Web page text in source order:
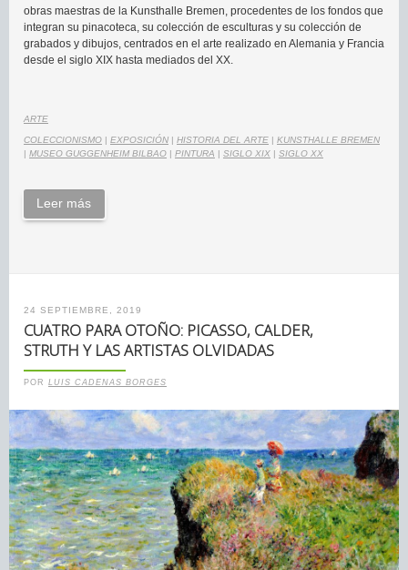
obras maestras de la Kunsthalle Bremen, procedentes de los fondos que
integran su pinacoteca, su colección de esculturas y su colección de
grabados y dibujos, centrados en el arte realizado en Alemania y Francia
desde el siglo XIX hasta mediados del XX.
ARTE
COLECCIONISMO | EXPOSICIÓN | HISTORIA DEL ARTE | KUNSTHALLE BREMEN
| MUSEO GUGGENHEIM BILBAO | PINTURA | SIGLO XIX | SIGLO XX
Leer más
24 SEPTIEMBRE, 2019
CUATRO PARA OTOÑO: PICASSO, CALDER,
STRUTH Y LAS ARTISTAS OLVIDADAS
POR LUIS CADENAS BORGES